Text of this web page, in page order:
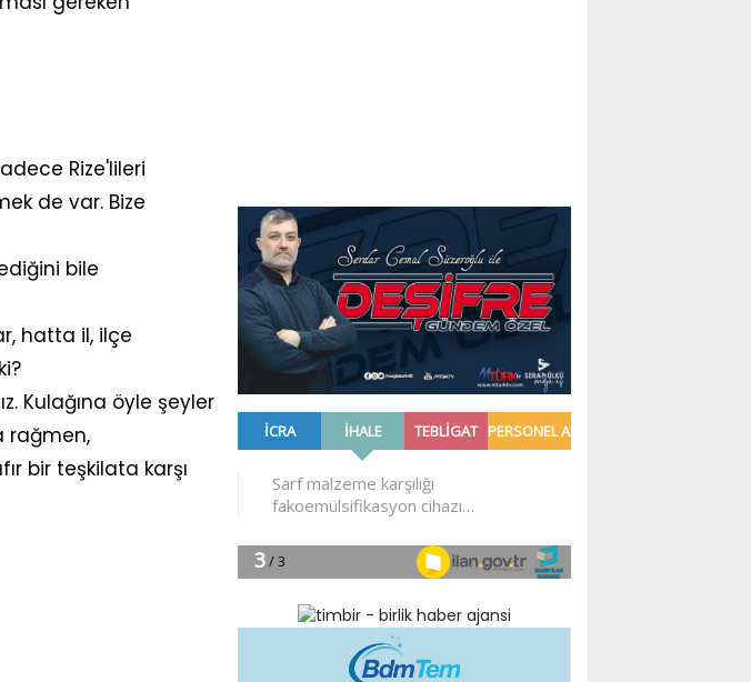
Rize'lileri
de var. Bize
bile
hatta il, ilçe
Kulağına öyle şeyler
rağmen,
bir teşkilata karşı